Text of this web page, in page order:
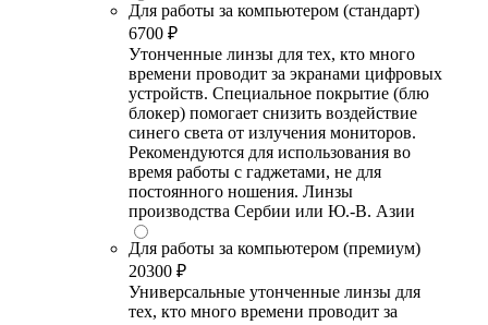
Для работы за компьютером (стандарт)
6700 ₽
Утонченные линзы для тех, кто много
времени проводит за экранами цифровых
устройств. Специальное покрытие (блю
блокер) помогает снизить воздействие
синего света от излучения мониторов.
Рекомендуются для использования во
время работы с гаджетами, не для
постоянного ношения. Линзы
производства Сербии или Ю.-В. Азии
Для работы за компьютером (премиум)
20300 ₽
Универсальные утонченные линзы для
тех, кто много времени проводит за